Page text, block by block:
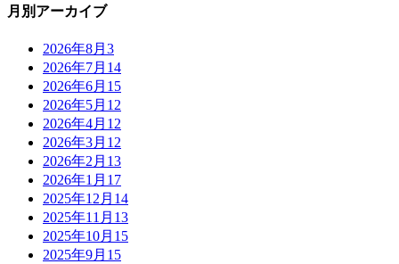
月別アーカイブ
2026年8月 3
2026年7月 14
2026年6月 15
2026年5月 12
2026年4月 12
2026年3月 12
2026年2月 13
2026年1月 17
2025年12月 14
2025年11月 13
2025年10月 15
2025年9月 15